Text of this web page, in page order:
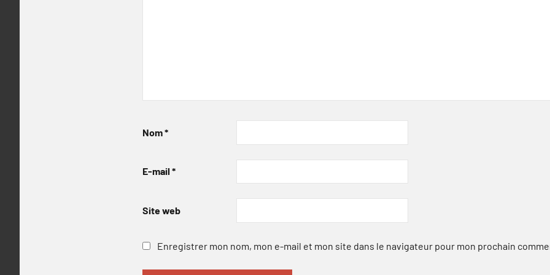
Nom*
E-mail *
Site web
Enregistrer mon nom, mon e-mail et mon site dans le navigateur pour mon prochain